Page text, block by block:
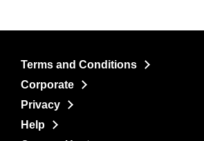
Terms and Conditions
Corporate
Privacy
Help